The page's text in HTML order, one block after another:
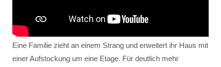
Eine Familie zieht an einem Strang und erweitert ihr Haus mit
einer Aufstockung um eine Etage. Für deutlich mehr